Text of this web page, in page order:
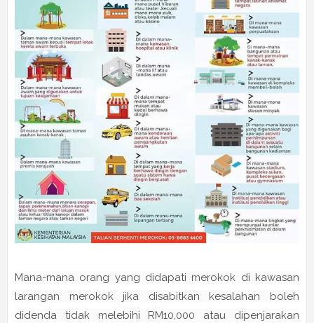
Mana-mana orang yang didapati merokok di kawasan
larangan merokok jika disabitkan kesalahan boleh
didenda tidak melebihi RM10,000 atau dipenjarakan